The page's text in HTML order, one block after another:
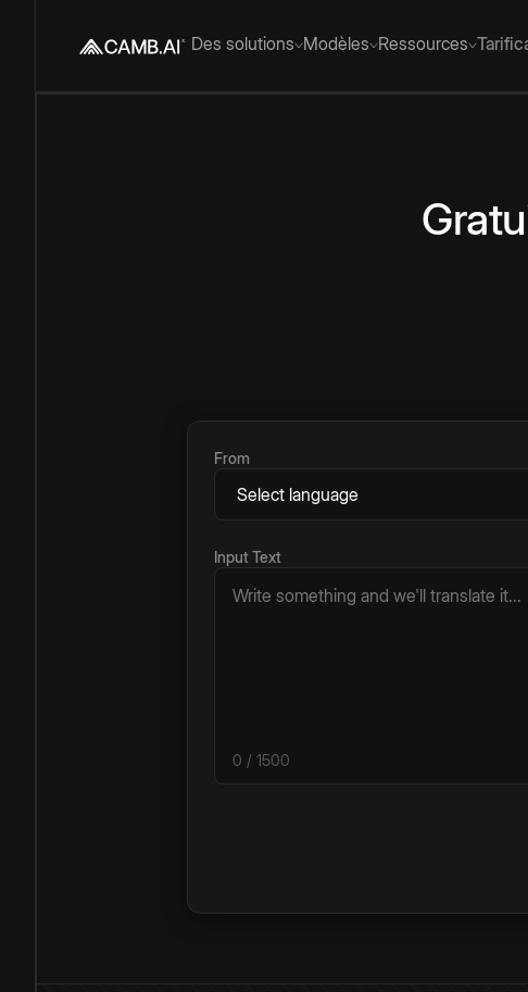
Des solutions Modèles Ressources
From
Input Text
0 / 1500